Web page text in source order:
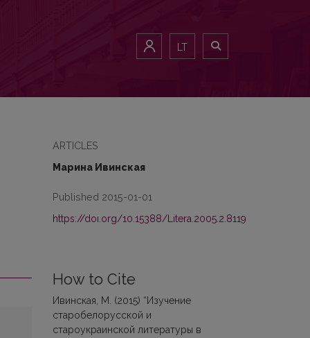
LT
ARTICLES
Марина Ивинская
Published 2015-01-01
https://doi.org/10.15388/Litera.2005.2.8119
How to Cite
Ивинская, М. (2015) “Изучение
старобелорусской и
староукраинской литературы в